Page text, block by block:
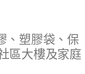
、塑膠袋、保
區大樓及家庭